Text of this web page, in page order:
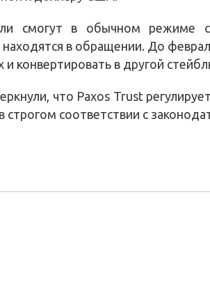
смогут в обычном режиме
в обращении. До
и конвертировать в другой
что Paxos Trust
строгом соответствии с